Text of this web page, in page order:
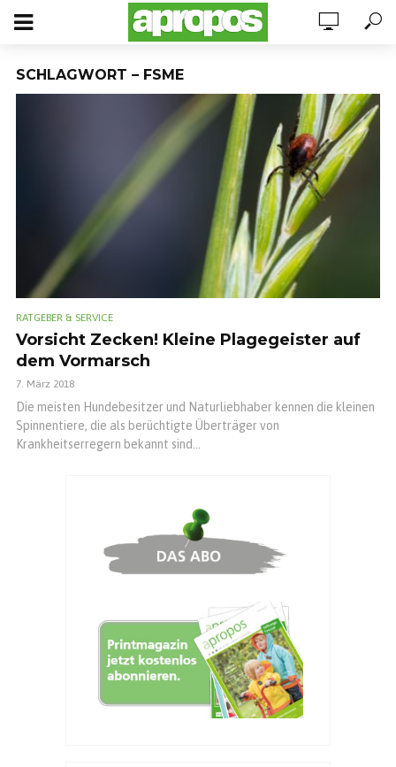
SCHLAGWORT – FSME
RATGEBER & SERVICE
Vorsicht Zecken! Kleine Plagegeister auf
dem Vormarsch
7. März 2018
Die meisten Hundebesitzer und Naturliebhaber kennen die kleinen
Spinnentiere, die als berüchtigte Überträger von
Krankheitserregern bekannt sind...